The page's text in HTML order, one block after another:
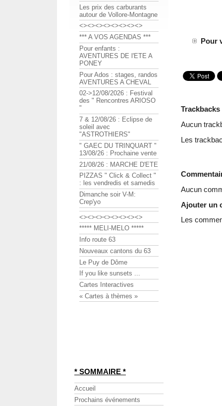
Pour
Trackbacks
Aucun
Les
Aucun
Ajouter un
Les
Les prix des carburants
autour de Vollore-Montagne
<><><><><><><><>
*** A VOS AGENDAS ***
Pour enfants :
AVENTURES DE l'ETE A
PONEY
Pour Ados : stages, randos
AVENTURES A CHEVAL
02->12/08/2026 : Festival
des " Rencontres ARIOSO
"
7 & 12/08/26 : Eclipse de
soleil avec
"ASTROTHIERS"
" GAEC DU TRINQUART "
13/08/26 : Prochaine vente
21/08/26 : MARCHE D'ETE
PIZZAS " Click & Collect "
: les vendredis et samedis
Dimanche soir V-M:
Crep'yo
<><><><><><><><>
***** MELI-MELO *****
Info route 63
Nouveaux cantons du 63
Le Puy de Dôme
If you like sunsets ...
Cartes Interactives
« Cartes à thèmes »
* SOMMAIRE *
Accueil
Prochains événements